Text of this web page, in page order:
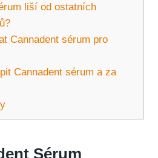
liší od ostatních
Cannadent sérum pro
Cannadent sérum a za
Sérum